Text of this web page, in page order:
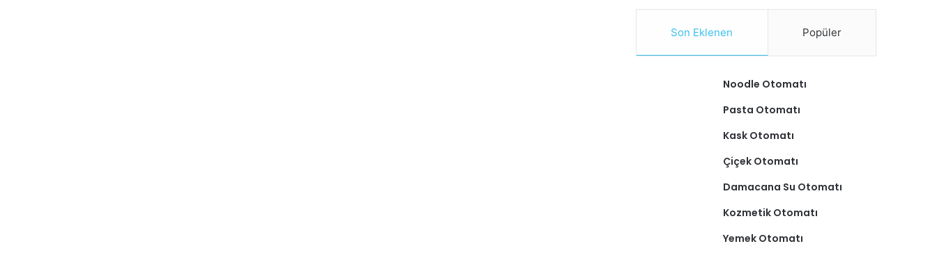
Son Eklenen Popüler
Noodle Otomatı
Pasta Otomatı
Kask Otomatı
Çiçek Otomatı
Damacana Su Otomatı
Kozmetik Otomatı
Yemek Otomatı